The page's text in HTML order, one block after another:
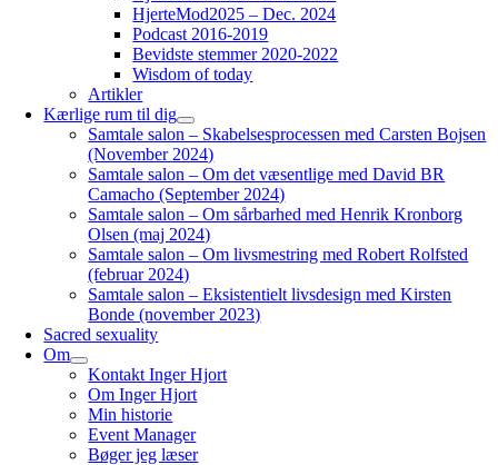
HjerteMod2025 – Dec. 2024
Podcast 2016-2019
Bevidste stemmer 2020-2022
Wisdom of today
Artikler
Kærlige rum til dig
Samtale salon – Skabelsesprocessen med Carsten Bojsen
(November 2024)
Samtale salon – Om det væsentlige med David BR
Camacho (September 2024)
Samtale salon – Om sårbarhed med Henrik Kronborg
Olsen (maj 2024)
Samtale salon – Om livsmestring med Robert Rolfsted
(februar 2024)
Samtale salon – Eksistentielt livsdesign med Kirsten
Bonde (november 2023)
Sacred sexuality
Om
Kontakt Inger Hjort
Om Inger Hjort
Min historie
Event Manager
Bøger jeg læser